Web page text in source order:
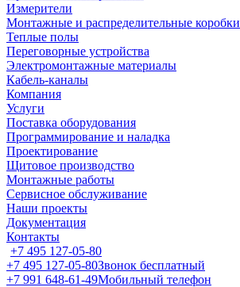
Измерители
Монтажные и распределительные коробки
Теплые полы
Переговорные устройства
Электромонтажные материалы
Кабель-каналы
Компания
Услуги
Поставка оборудования
Программирование и наладка
Проектирование
Щитовое производство
Монтажные работы
Сервисное обслуживание
Наши проекты
Документация
Контакты
+7 495 127-05-80
+7 495 127-05-80Звонок бесплатный
+7 991 648-61-49Мобильный телефон